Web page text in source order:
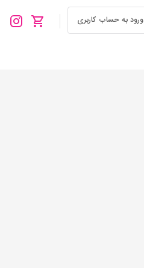
ورود به حساب کاربری